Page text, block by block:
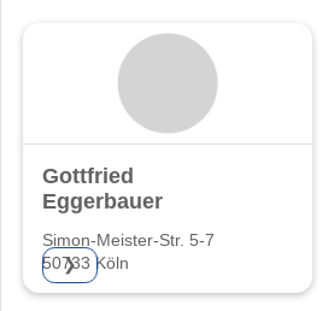
Gottfried
Eggerbauer
Simon-Meister-Str. 5-7
50733 Köln
❯